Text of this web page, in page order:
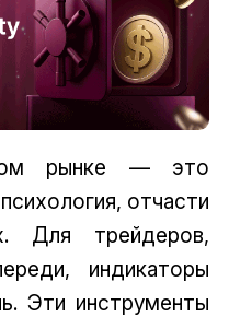
рынке — это
отчасти
Для трейдеров,
индикаторы
Эти инструменты